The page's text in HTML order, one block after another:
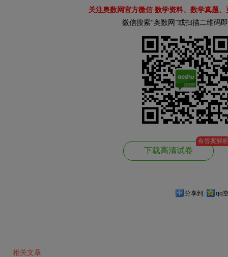
关注奥数网官方微信 数学资料、数学真题
微信搜索“奥数网”或扫描二维码
下载高清试卷
有答案解析
分享到: qq
相关文章